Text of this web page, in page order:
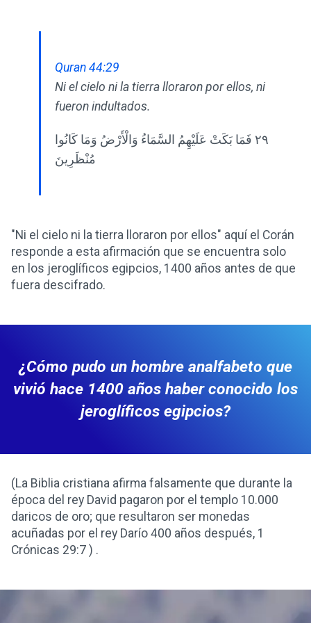
Quran 44:29
Ni el cielo ni la tierra lloraron por ellos, ni
fueron indultados.
٢٩ فَمَا بَكَتْ عَلَيْهِمُ السَّمَاءُ وَالْأَرْضُ وَمَا كَانُوا
مُنْظَرِينَ
"Ni el cielo ni la tierra lloraron por ellos" aquí el Corán
responde a esta afirmación que se encuentra solo
en los jeroglíficos egipcios, 1400 años antes de que
fuera descifrado.
¿Cómo pudo un hombre analfabeto que
vivió hace 1400 años haber conocido los
jeroglíficos egipcios?
(La Biblia cristiana afirma falsamente que durante la
época del rey David pagaron por el templo 10.000
daricos de oro; que resultaron ser monedas
acuñadas por el rey Darío 400 años después, 1
Crónicas 29:7 ) .